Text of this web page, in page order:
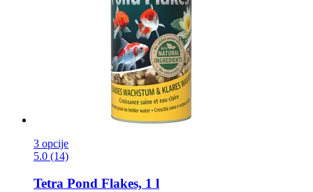
3 opcije
5.0 (14)
Tetra Pond Flakes, 1 l